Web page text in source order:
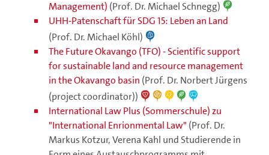
Management) (Prof. Dr. Michael Schnegg)
UHH-Patenschaft für SDG 15: Leben an Land
(Prof. Dr. Michael Köhl)
The Future Okavango (TFO) - Scientific support
for sustainable land and resource management
in the Okavango basin (Prof. Dr. Norbert Jürgens
(project coordinator))
International Law Plus (Sommerschule) zu
"International Enrionmental Law" (Prof. Dr.
Markus Kotzur, Verena Kahl und Studierende in